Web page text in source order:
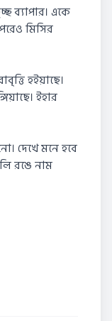
ব্যাপার। একে
মিসির
হইয়াছে।
ইহার
দেখে মনে হবে
রঙে নাম